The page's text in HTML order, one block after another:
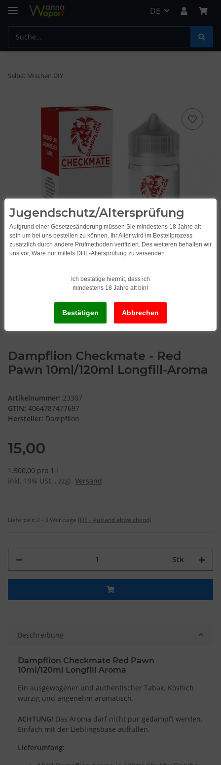
DE
Selbst Mischen DIY
Dampflion Checkmate - Red
Pawn 10ml/120ml Longfill-Aroma
Artikelnummer: 23307
GTIN: 4064787477697
Hersteller: Dampflion
15,00
1.500,00 pro 1 l
inkl. 19% USt. , zzgl. Versand
Lieferzeit: 2 - 3 Werktage (DE - Ausland abweichend)
Stk
Beschreibung
Dampflion Checkmate Red Pawn
10ml/120ml Longfill Aroma
Ein ausgewogener und authentischer Tabak. Köstlich
würzig und angenehm aromatisch.
ACHTUNG! Das Aroma darf nicht pur gedampft werden.
Einfach mit der Lieblingsbase auffüllen.
Lieferumfang:
Jugendschutz/Altersprüfung
Aufgrund einer Gesetzesänderung müssen Sie mindestens 18 Jahre alt
sein um bei uns bestellen zu können. Ihr Alter wird im Bestellprozess
zusätzlich durch andere Prüfmethoden verifiziert. Des weiteren behalten wir
uns vor, Ware nur mittels DHL-Altersprüfung zu versenden.
Ich bestätige hiermit, dass ich
mindestens 18 Jahre alt bin!